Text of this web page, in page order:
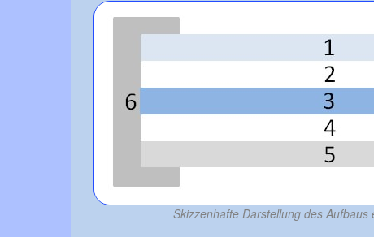
Skizzenhafte Darstellung des Aufbaus